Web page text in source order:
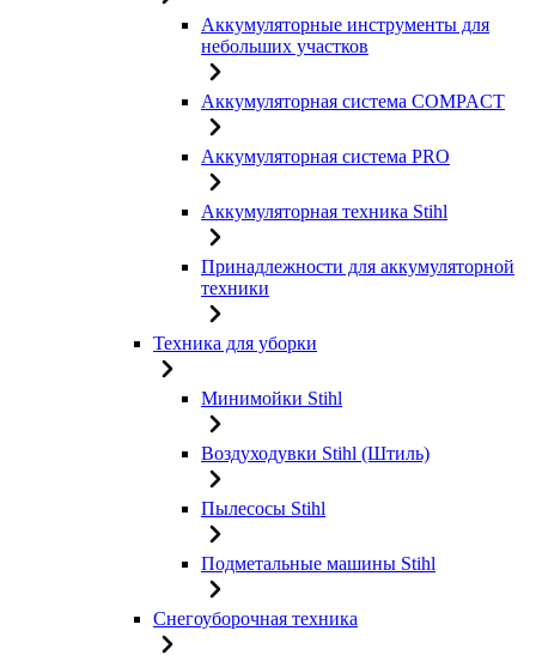
Аккумуляторные инструменты для
небольших участков
Аккумуляторная система COMPACT
Аккумуляторная система PRO
Аккумуляторная техника Stihl
Принадлежности для аккумуляторной
техники
Техника для уборки
Минимойки Stihl
Воздуходувки Stihl (Штиль)
Пылесосы Stihl
Подметальные машины Stihl
Снегоуборочная техника